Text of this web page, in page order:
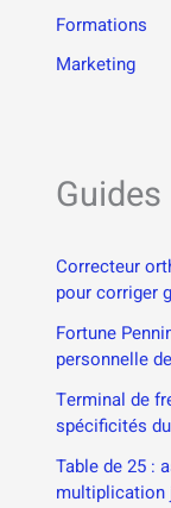
Formations
Marketing
Correcteur
pour corriger
Fortune
personnelle
Terminal de
spécificités
Table de 25 :
multiplication